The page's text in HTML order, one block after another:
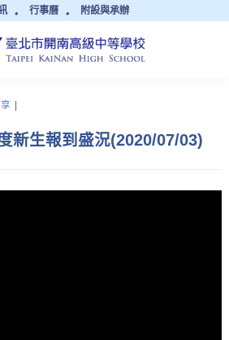
行事曆 附設與承辦
新生報到盛況(2020/07/03)